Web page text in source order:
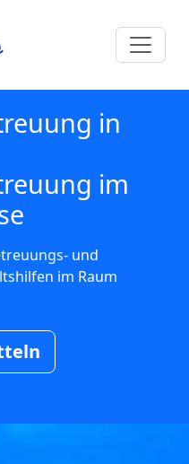
in
im
und
im Raum